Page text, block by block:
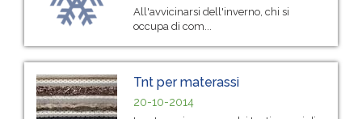
All'avvicinarsi dell'inverno, chi si
occupa di com...
Tnt per materassi
20-10-2014